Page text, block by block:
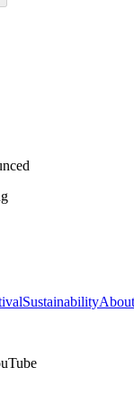
Sustainability